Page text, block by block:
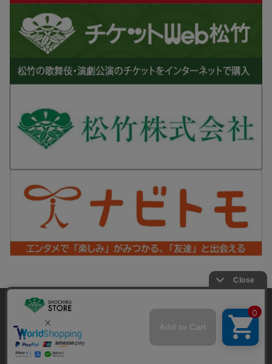
Copyright©SHOCHIKU Co.,Ltd. All Rights Reserved.
当サイトでは利用体験の向上およびコンテンツの最適な提供、ト
ラフィックの分析を目的としてCookieを使用しています。
サイトの閲覧を継続された場合、Cookieの利用に同意したことも
のといたします。
詳細については